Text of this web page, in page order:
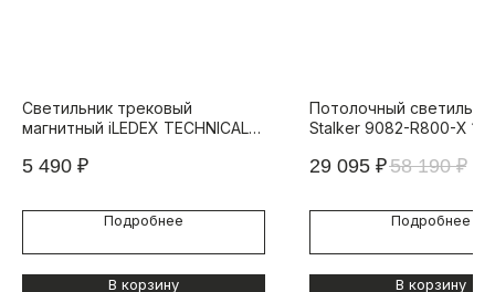
Светильник трековый
магнитный iLEDEX TECHNICAL
38DG-4000K-BK
5 490 ₽
Подробнее
В корзину
Потолочный
Stalker 9082-R800-X
29 095 ₽58 190 ₽
Подробнее
В корзину